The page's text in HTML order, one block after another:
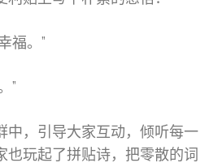
福。”
”
中，引导大家互动，倾听每一
也玩起了拼贴诗，把零散的词